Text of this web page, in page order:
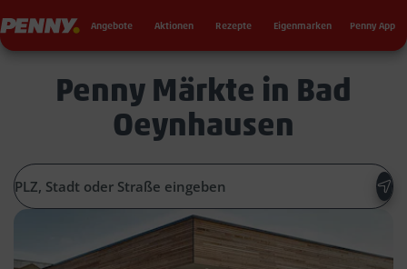
Penny Angebote Aktionen Rezepte Eigenmarken Penny App
Penny Märkte in Bad
Oeynhausen